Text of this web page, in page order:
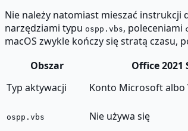
Nie należy natomiast mieszać instrukcji
narzędziami typu ospp.vbs, poleceniami
macOS zwykle kończy się stratą
Obszar
Office
Typ aktywacji
Konto Microsoft albo
ospp.vbs Nie używa się